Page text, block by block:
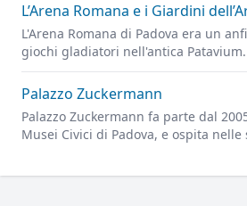
L’Arena Romana e i Giardini
L'Arena Romana di Padova era un
giochi gladiatori nell'antica
è ora alla base dei Giardini
cittadino.
Palazzo Zuckermann
Palazzo Zuckermann fa parte dal
Musei Civici di Padova, e ospita